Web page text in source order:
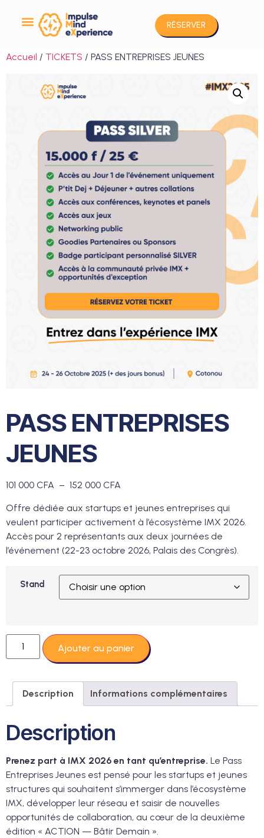
RÉSERVER
Accueil / TICKETS / PASS ENTREPRISES JEUNES
PASS ENTREPRISES
JEUNES
101 000 CFA – 152 000 CFA
Offre dédiée aux startups et jeunes entreprises qui
veulent participer activement à l’écosystème IMX 2026.
Accès pour 2 représentants aux deux journées de
l’événement (22-23 octobre 2026, Palais des Congrès).
Stand
Ajouter au panier
Description Informations complémentaires
Description
Prenez part à IMX 2026 en tant qu’entreprise. Le Pass
Entreprises Jeunes est pensé pour les startups et jeunes
structures qui souhaitent s’immerger dans l’écosystème
IMX, développer leur réseau et saisir de nouvelles
opportunités de collaboration, au cœur de la deuxième
édition « ACTION — Bâtir Demain ».